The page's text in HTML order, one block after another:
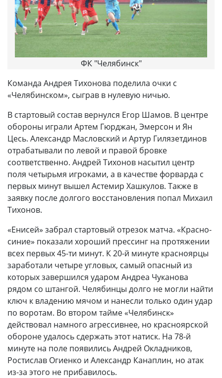
ФК "Челябинск"
Команда Андрея Тихонова поделила очки с
«Челябинском», сыграв в нулевую ничью.
В стартовый состав вернулся Егор Шамов. В центре
обороны играли Артем Гюрджан, Эмерсон и Ян
Цесь. Александр Масловский и Артур Гилязетдинов
отрабатывали по левой и правой бровке
соответственно. Андрей Тихонов насытил центр
поля четырьмя игроками, а в качестве форварда с
первых минут вышел Астемир Хашкулов. Также в
заявку после долгого восстановления попал Михаил
Тихонов.
«Енисей» забрал стартовый отрезок матча. «Красно-
синие» показали хороший прессинг на протяжении
всех первых 45-ти минут. К 20-й минуте красноярцы
заработали четыре угловых, самый опасный из
которых завершился ударом Андреа Чуканова
рядом со штангой. Челябинцы долго не могли найти
ключ к владению мячом и нанесли только один удар
по воротам. Во втором тайме «Челябинск»
действовал намного агрессивнее, но красноярской
обороне удалось сдержать этот натиск. На 78-й
минуте на поле появились Андрей Окладников,
Ростислав Огиенко и Александр Канаплин, но атак
из-за этого не прибавилось.